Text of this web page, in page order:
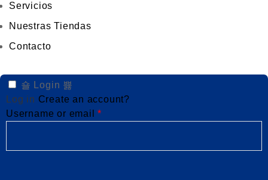
Servicios
Nuestras Tiendas
Contacto
Login
Log in Create an account?
Username or email*